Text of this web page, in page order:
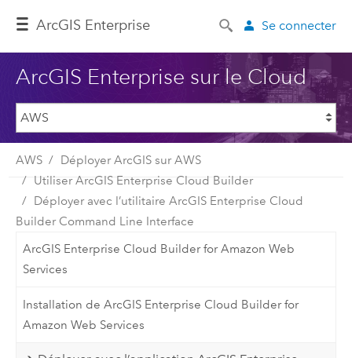
ArcGIS Enterprise Se connecter
ArcGIS Enterprise sur le Cloud
AWS
Déployer ArcGIS sur AWS
Utiliser ArcGIS Enterprise Cloud Builder
Déployer avec l’utilitaire ArcGIS Enterprise Cloud
Builder Command Line Interface
ArcGIS Enterprise Cloud Builder for Amazon Web
Services
Installation de ArcGIS Enterprise Cloud Builder for
Amazon Web Services